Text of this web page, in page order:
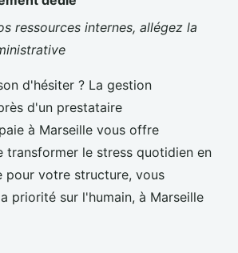
ressources internes, allégez la
d'hésiter ? La gestion
d'un prestataire
à Marseille vous offre
transformer le stress quotidien en
pour votre structure, vous
priorité sur l'humain, à Marseille